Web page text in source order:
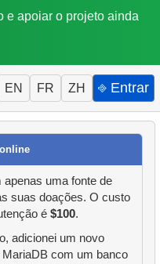
e apoiar o projeto ainda
EN FR ZH ⎆ Entrar
apenas uma fonte de
suas doações. O custo
é $100.
adicionei um novo
MariaDB com um banco